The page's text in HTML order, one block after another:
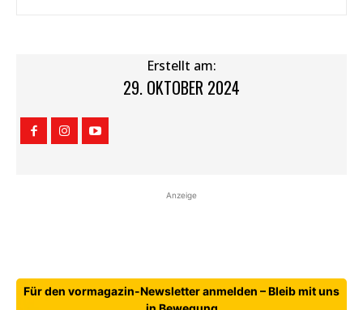
Erstellt am:
29. OKTOBER 2024
Anzeige
Für den vormagazin-Newsletter anmelden – Bleib mit uns